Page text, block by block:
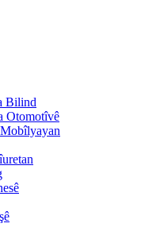
Bilind
Otomotîvê